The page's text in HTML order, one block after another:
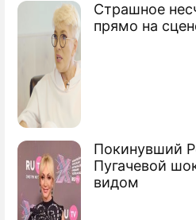
Страшное
прямо на
Покинувший
Пугачевой
видом